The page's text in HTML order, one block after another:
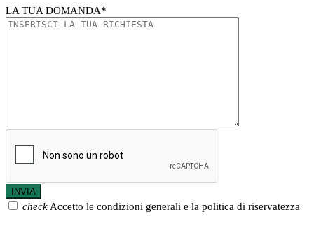
LA TUA DOMANDA*
check Accetto le condizioni generali e la politica di riservatezza